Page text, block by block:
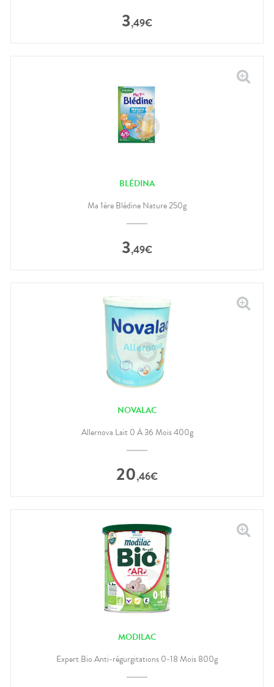
3,49€
BLÉDINA
Ma 1ère Blédine Nature 250g
3,49€
NOVALAC
Allernova Lait 0 À 36 Mois 400g
20,46€
MODILAC
Expert Bio Anti-régurgitations 0-18 Mois 800g